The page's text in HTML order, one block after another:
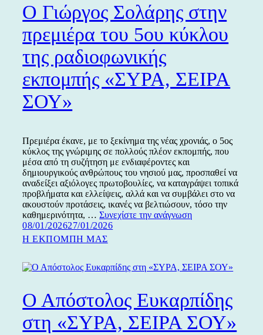
ΣΟΥ»
Ο Γιώργος Σολάρης στην
πρεμιέρα του 5ου κύκλου
της ραδιοφωνικής
εκπομπής «ΣΥΡΑ, ΣΕΙΡΑ
ΣΟΥ»
Πρεμιέρα έκανε, με το ξεκίνημα της νέας χρονιάς, ο 5ος
κύκλος της γνώριμης σε πολλούς πλέον εκπομπής, που
μέσα από τη συζήτηση με ενδιαφέροντες και
δημιουργικούς ανθρώπους του νησιού μας, προσπαθεί να
αναδείξει αξιόλογες πρωτοβουλίες, να καταγράψει τοπικά
προβλήματα και ελλείψεις, αλλά και να συμβάλει στο να
ακουστούν προτάσεις, ικανές να βελτιώσουν, τόσο την
καθημερινότητα, …Συνεχίστε την ανάγνωσηΟ
του
της
ραδιοφωνικής
εκπομπής
«ΣΥΡΑ,
Δημοσιεύτηκε
την
08/01/202627/01/2026
Κατηγορίες
Η ΕΚΠΟΜΠΗ ΜΑΣ
Ο Απόστολος Ευκαρπίδης
στη «ΣΥΡΑ, ΣΕΙΡΑ ΣΟΥ»